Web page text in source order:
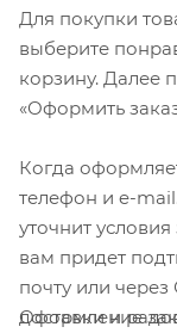
Для покупки
выберите
корзину. Далее
«Оформить
Когда
телефон и e-
уточнит
вам придет
почту или через
доставки и
Оформление